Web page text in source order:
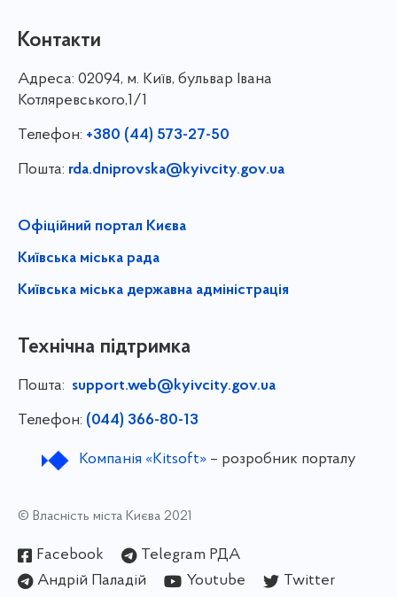
Контакти
Адреса: 02094, м. Київ, бульвар Івана
Котляревського,1/1
Телефон: +380 (44) 573-27-50
Пошта: rda.dniprovska@kyivcity.gov.ua
Офіційний портал Києва
Київська міська рада
Київська міська державна адміністрація
Технічна підтримка
Пошта: support.web@kyivcity.gov.ua
Телефон: (044) 366-80-13
Компанія «Kitsoft»– розробник порталу
© Власність міста Києва 2021
Facebook
Telegram РДА
Андрій Паладій
Youtube Twitter